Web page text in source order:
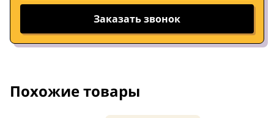
Заказать звонок
Похожие товары